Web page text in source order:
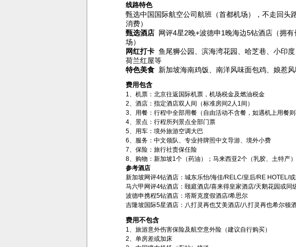
线路特色
甄选中国国际航空公司航班（首都机场），不走回头
消费）
甄选酒店 网评4星2晚+波德申1晚海边5钻酒店（拥
场）
网红打卡 鱼尾狮公园、滨海湾花园、哈芝巷、小印
荷兰红屋等
特色美食 新加坡海南鸡饭、南洋风味面包鸡、娘惹
费用包含
1、机票：北京往返国际机票，机场税金及燃油税金
2、酒店：指定酒店双人间（标准房间2人1间）
3、用餐：行程中全部用餐（自由活动不含餐，如遇机上用餐则
4、景点：行程所列景点全部门票
5、用车：境外旅游空调大巴
6、服务：中文领队、专业持牌照中文导游、境外小费
7、保险：旅行社责保任险
8、购物：新加坡1个（药油）；马来西亚2个（乳胶、土特产）
参考酒店
新加坡网评4钻酒店：城东乐怡/海佳/RELC/皇后/RE HOTEL/
马六甲网评4钻酒店：颐庭酒店/喜来得皇家酒店/天鹅花园或同
波德申携程5钻酒店：塔斯克度假酒店/希思尔
吉隆坡国际5星酒店：八打灵再也艾美酒店/八打灵再也希尔顿
费用不包含
1、旅游意外伤害保险及航空意外险（建议自行购买）
2、单房差或加床